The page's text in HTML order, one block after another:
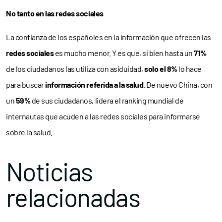
No tanto en las redes sociales
La confianza de los españoles en la información que ofrecen las
redes socialeses mucho menor. Y es que, si bien hasta un71%
de los ciudadanos las utiliza con asiduidad,solo el 8%lo hace
para buscarinformación referida a la salud. De nuevo China, con
un59%de sus ciudadanos, lidera el ranking mundial de
internautas que acuden a las redes sociales para informarse
sobre la salud.
Noticias
relacionadas